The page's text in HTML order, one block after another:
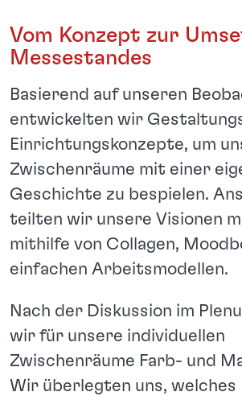
Vom Konzept zur
Messestandes
Basierend auf unseren
entwickelten wir
Einrichtungskonzepte, um
Zwischenräume mit einer
Geschichte zu bespielen.
teilten wir unsere Visionen
mithilfe von Collagen,
einfachen Arbeitsmodellen.
Nach der Diskussion im
wir für unsere individuellen
Zwischenräume Farb- und
Wir überlegten uns, welches